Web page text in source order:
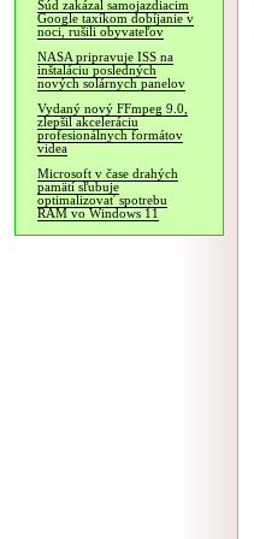
Súd zakázal samojazdiacim
Google taxíkom dobíjanie v
noci, rušili obyvateľov
NASA pripravuje ISS na
inštaláciu posledných
nových solárnych panelov
Vydaný nový FFmpeg 9.0,
zlepšil akceleráciu
profesionálnych formátov
videa
Microsoft v čase drahých
pamätí sľubuje
optimalizovať spotrebu
RAM vo Windows 11